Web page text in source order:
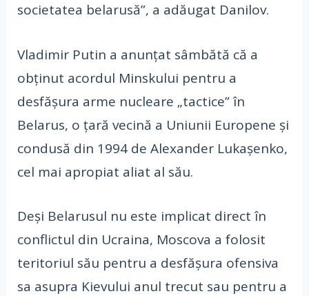
societatea belarusă”, a adăugat Danilov.
Vladimir Putin a anunțat sâmbătă că a
obținut acordul Minskului pentru a
desfășura arme nucleare „tactice” în
Belarus, o țară vecină a Uniunii Europene și
condusă din 1994 de Alexander Lukașenko,
cel mai apropiat aliat al său.
Deși Belarusul nu este implicat direct în
conflictul din Ucraina, Moscova a folosit
teritoriul său pentru a desfășura ofensiva
sa asupra Kievului anul trecut sau pentru a